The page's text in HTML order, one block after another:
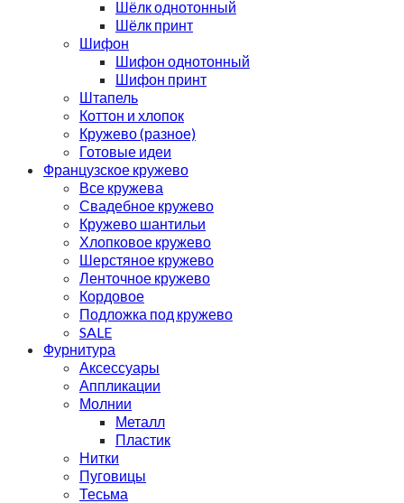
Шёлк однотонный
Шёлк принт
Шифон
Шифон однотонный
Шифон принт
Штапель
Коттон и хлопок
Кружево (разное)
Готовые идеи
Французское кружево
Все кружева
Свадебное кружево
Кружево шантильи
Хлопковое кружево
Шерстяное кружево
Ленточное кружево
Кордовое
Подложка под кружево
SALE
Фурнитура
Аксессуары
Аппликации
Молнии
Металл
Пластик
Нитки
Пуговицы
Тесьма